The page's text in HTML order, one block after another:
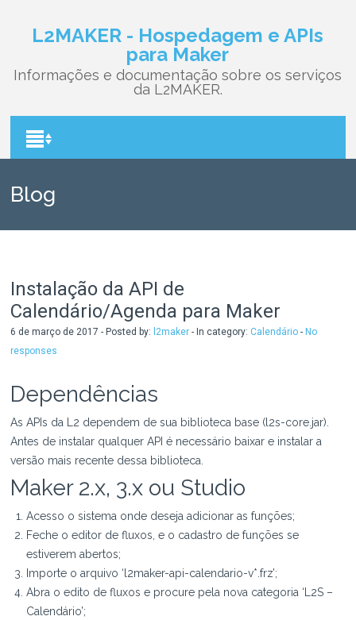
L2MAKER - Hospedagem e APIs
para Maker
Informações e documentação sobre os serviços
da L2MAKER.
Blog
Instalação da API de
Calendário/Agenda para Maker
6 de março de 2017 - Posted by: l2maker - In category: Calendário - No
responses
Dependências
As APIs da L2 dependem de sua biblioteca base (l2s-core.jar).
Antes de instalar qualquer API é necessário baixar e instalar a
versão mais recente dessa biblioteca.
Maker 2.x, 3.x ou Studio
Acesso o sistema onde deseja adicionar as funções;
Feche o editor de fluxos, e o cadastro de funções se
estiverem abertos;
Importe o arquivo ‘l2maker-api-calendario-v*.frz’;
Abra o edito de fluxos e procure pela nova categoria ‘L2S –
Calendário’;